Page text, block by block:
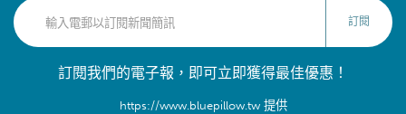
訂閱
訂閱我們的電子報，即可立即獲得最佳優惠！
https://www.bluepillow.tw 提供